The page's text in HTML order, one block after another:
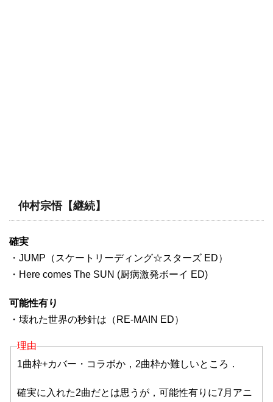
仲村宗悟【継続】
確実
・JUMP（スケートリーディング☆スターズ ED）
・Here comes The SUN (厨病激発ボーイ ED)
可能性有り
・壊れた世界の秒針は（RE-MAIN ED）
理由
1曲枠+カバー・コラボか，2曲枠か難しいところ．
確実に入れた2曲だとは思うが，可能性有りに7月アニ